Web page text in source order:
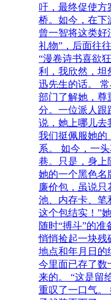
吁，最终促使方
桥。如今，在下
曾一智将这类好
礼物”，后面往
“漫卷诗书喜欲
利，我欣然，坦
迅先生的话。
部门了解她，尊
分。一位派人跟
说，她上哪儿去
我们挺佩服她的
系。 如今，一
巷。只是，身上
她的一个黑色名
廉价包，虽说只
池、内存卡、笔
这个包结实！”
随时“搏斗”的准
悄悄捡起一块残
地点和年月日的
今里面已存了数
来的。 “这是留
重叹了一口气。